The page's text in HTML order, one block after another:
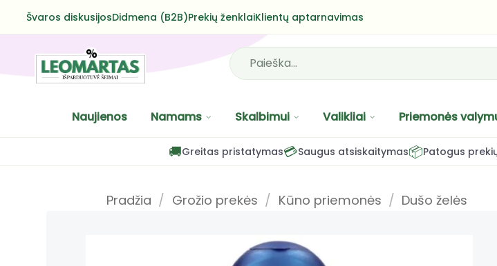
Švaros diskusijosDidmena (B2B)Prekių ženklaiKlientų aptarnavimas
Ieškoti:
Naujienos Namams Skalbimui Valikliai Priemonės
🚚Greitas pristatymas💳Saugus atsiskaitymas📦Patogus
Pradžia / Grožio prekės / Kūno priemonės / Dušo želės